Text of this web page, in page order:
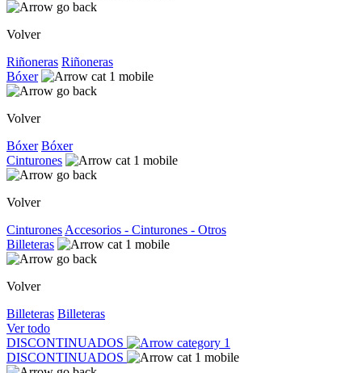
Volver
Riñoneras Riñoneras
Bóxer
Volver
Bóxer Bóxer
Cinturones
Volver
Cinturones Accesorios - Cinturones - Otros
Billeteras
Volver
Billeteras Billeteras
Ver todo
DISCONTINUADOS
DISCONTINUADOS